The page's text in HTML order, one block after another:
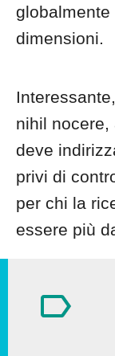
dimensioni.
nihil
deve
privi di
per chi la
essere più